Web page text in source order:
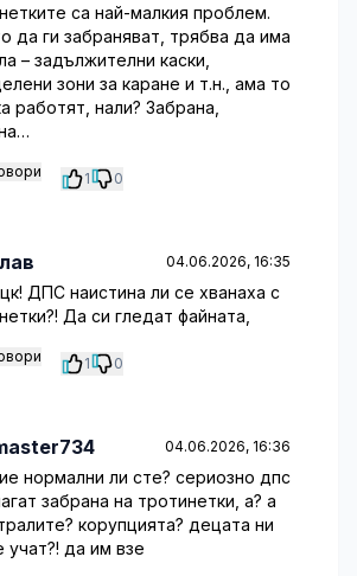
са най-малкия проблем.
да ги забраняват, трябва да има
– задължителни каски,
зони за каране и т.н., ама то
работят, нали? Забрана,
1 0
04.06.2026, 16:35
ДПС наистина ли се хванаха с
Да си гледат файната,
1 0
04.06.2026, 16:36
нормални ли сте? сериозно дпс
забрана на тротинетки, а? а
корупцията? децата ни
учат?! да им взе